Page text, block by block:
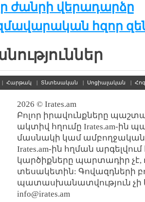
ժանրի վերադարձը
հզոր
| Հարթակ | Տնտեսական | Սոցիալական |
2026 © Irates.am
Բոլոր իրավունքները
ակտիվ հղումը Irates.am-ին
մասնակի կամ ամբողջական
Irates.am-ին հղման
կարծիքները պարտադիր չէ,
տեսակետին: Գովազդների
պատասխանատվություն չի
info@irates.am